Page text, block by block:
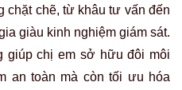
chặt chẽ, từ khâu tư vấn đến
giàu kinh nghiệm giám sát.
giúp chị em sở hữu đôi môi
an toàn mà còn tối ưu hóa